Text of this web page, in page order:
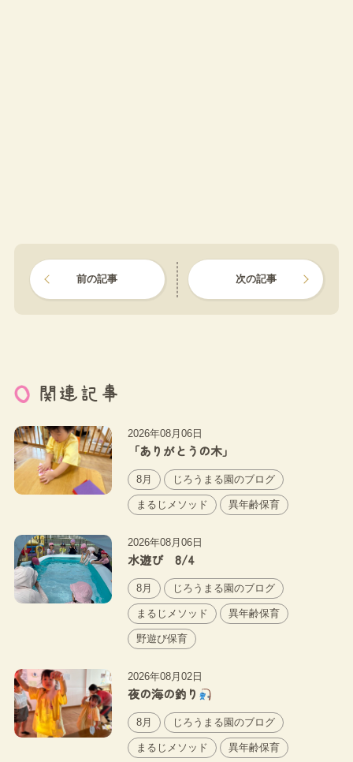
前の記事 次の記事
関連記事
2026年08月06日
「ありがとうの木」
8月 じろうまる園のブログ
まるじメソッド 異年齢保育
2026年08月06日
水遊び 8/4
8月 じろうまる園のブログ
まるじメソッド 異年齢保育
野遊び保育
2026年08月02日
夜の海の釣り
8月 じろうまる園のブログ
まるじメソッド 異年齢保育